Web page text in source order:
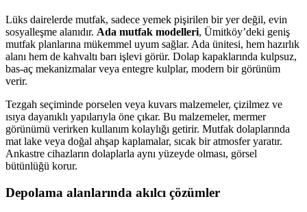
Lüks dairelerde mutfak, sadece yemek pişirilen bir yer değil, evin
sosyalleşme alanıdır. Ada mutfak modelleri, Ümitköy’deki geniş
mutfak planlarına mükemmel uyum sağlar. Ada ünitesi, hem hazırlık
alanı hem de kahvaltı barı işlevi görür. Dolap kapaklarında kulpsuz,
bas-aç mekanizmalar veya entegre kulplar, modern bir görünüm
verir.
Tezgah seçiminde porselen veya kuvars malzemeler, çizilmez ve
ısıya dayanıklı yapılarıyla öne çıkar. Bu malzemeler, mermer
görünümü verirken kullanım kolaylığı getirir. Mutfak dolaplarında
mat lake veya doğal ahşap kaplamalar, sıcak bir atmosfer yaratır.
Ankastre cihazların dolaplarla aynı yüzeyde olması, görsel
bütünlüğü korur.
Depolama alanlarında akılcı çözümler